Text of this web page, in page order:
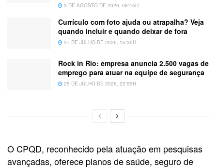
3 DE AGOSTO DE 2026, 08:45H
Currículo com foto ajuda ou atrapalha? Veja
quando incluir e quando deixar de fora
27 DE JULHO DE 2026, 15:30H
Rock in Rio: empresa anuncia 2.500 vagas de
emprego para atuar na equipe de segurança
25 DE JULHO DE 2026, 22:59H
O CPQD, reconhecido pela atuação em pesquisas
avançadas, oferece planos de saúde, seguro de